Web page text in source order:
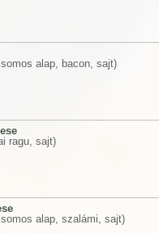
alap, bacon, sajt)
ragu, sajt)
alap, szalámi, sajt)